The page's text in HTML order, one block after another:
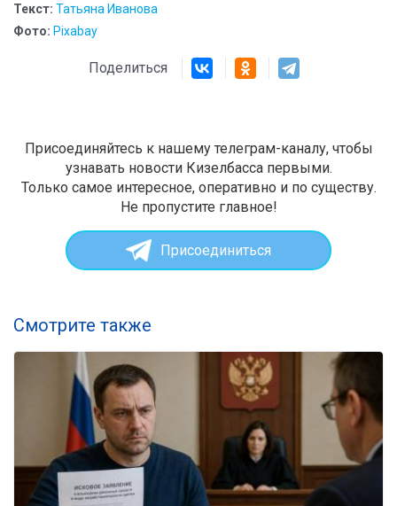
Текст: Татьяна Иванова
Фото: Pixabay
Поделиться
Присоединяйтесь к нашему телеграм-каналу, чтобы
узнавать новости Кизелбасса первыми.
Только самое интересное, оперативно и по существу.
Не пропустите главное!
Присоединиться
Смотрите также